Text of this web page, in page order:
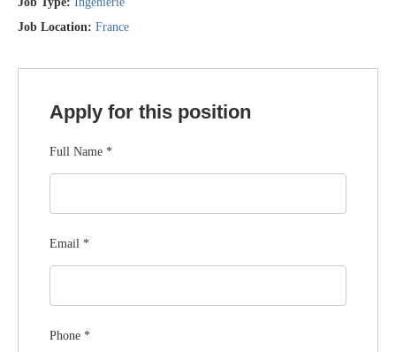
Job Location: France
Apply for this position
Full Name *
Email *
Phone *